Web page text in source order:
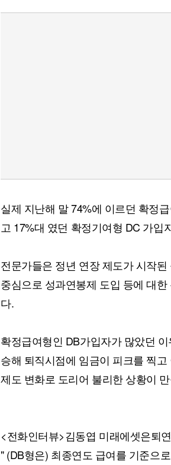
실제 지난해 말 74%에 이르던 확정
고 17%대 였던 확정기여형 DC 가입
전문가들은 정년 연장 제도가 시작
중심으로 성과연봉제 도입 등에 대
다.
확정급여형인 DB가입자가 많았던
승해 퇴직시점에 임금이 피크를 찍
제도 변화로 도리어 불리한 상황이
<전화인터뷰>김동엽 미래에셋은퇴
" (DB형은) 최종연도 급여를 기준으